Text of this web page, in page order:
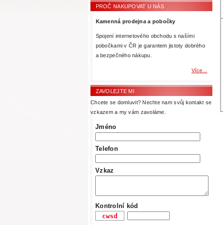
PROČ NAKUPOVAT U NÁS
Kamenná prodejna a pobočky
Spojení internetového obchodu s našími
pobočkami v ČR je garantem jistoty dobrého
a bezpečného nákupu.
Více...
ZAVOLEJTE MI
Chcete se domluvit? Nechte nam svůj kontakt se
vzkazem a my vám zavoláme.
Jméno
Telefon
Vzkaz
Kontrolní kód